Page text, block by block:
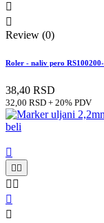


Review (0)
Roler - naliv pero
38,40 RSD
32,00 RSD + 20% PDV

 
 

